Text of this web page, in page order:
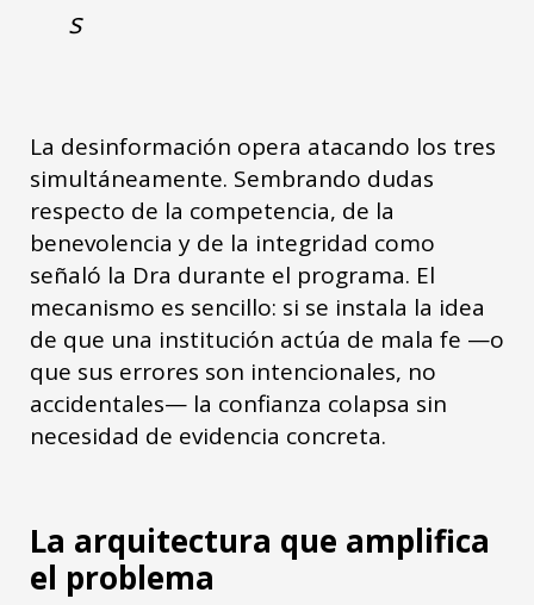
s
La desinformación opera atacando los tres
simultáneamente. Sembrando dudas
respecto de la competencia, de la
benevolencia y de la integridad como
señaló la Dra durante el programa. El
mecanismo es sencillo: si se instala la idea
de que una institución actúa de mala fe —o
que sus errores son intencionales, no
accidentales— la confianza colapsa sin
necesidad de evidencia concreta.
La arquitectura que amplifica
el problema